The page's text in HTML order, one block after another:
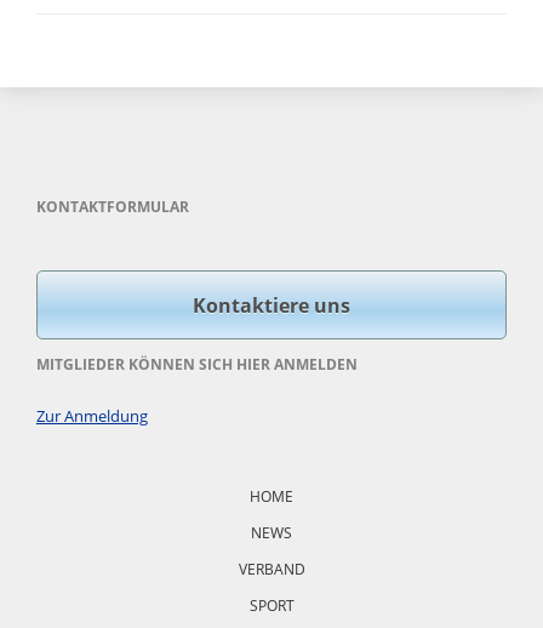
KONTAKTFORMULAR
Kontaktiere uns
MITGLIEDER KÖNNEN SICH HIER ANMELDEN
Zur Anmeldung
HOME
NEWS
VERBAND
SPORT